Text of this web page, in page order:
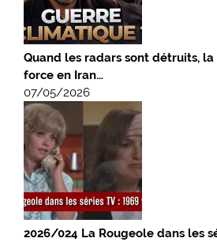
Quand les radars sont détruits,
force en Iran…
07/05/2026
2026/024 La Rougeole dans les